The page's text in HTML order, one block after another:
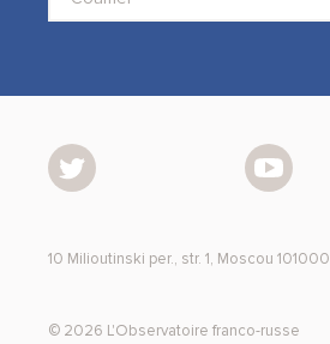
10 Milioutinski per., str. 1, Moscou 101000
© 2026 L'Observatoire franco-russe